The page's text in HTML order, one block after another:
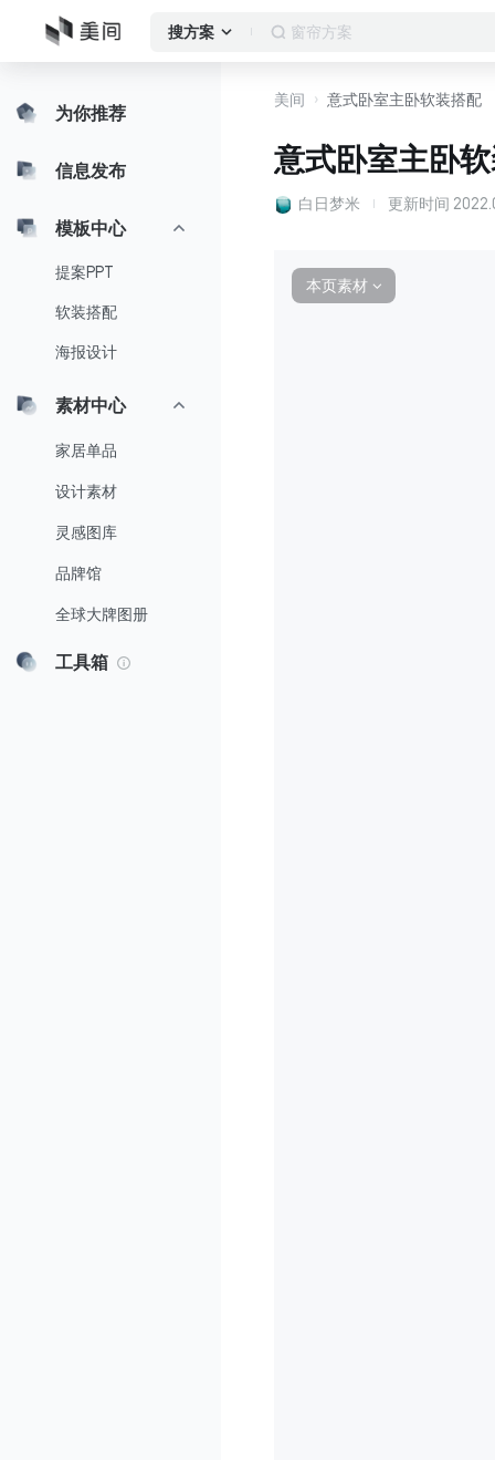
搜方案 窗帘方案
为你推荐
信息发布
模板中心
提案PPT
软装搭配
海报设计
素材中心
家居单品
设计素材
灵感图库
品牌馆
全球大牌图册
工具箱
美间 意式卧室主卧软装搭配
意式卧室主卧
白日梦米 更新时间
本页素材 ∨